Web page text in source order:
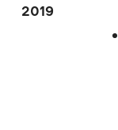
2019